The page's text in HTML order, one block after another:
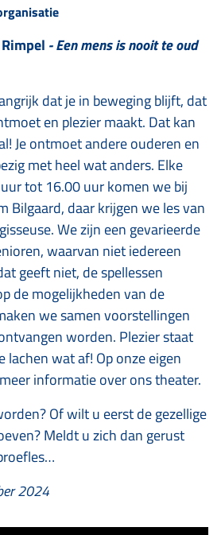
- Een mens is nooit te oud
dat je in beweging blijft, dat
en plezier maakt. Dat kan
Je ontmoet andere ouderen en
met heel wat anders. Elke
tot 16.00 uur komen we bij
Bilgaard, daar krijgen we les van
We zijn een gevarieerde
waarvan niet iedereen
geeft niet, de spellessen
de mogelijkheden van de
we samen voorstellingen
worden. Plezier staat
lachen wat af! Op onze eigen
informatie over ons theater.
Of wilt u eerst de gezellige
Meldt u zich dan gerust
2024